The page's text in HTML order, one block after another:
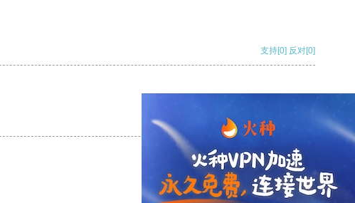
支持[0] 反对[0]
支持
支持[0] 反对[0]